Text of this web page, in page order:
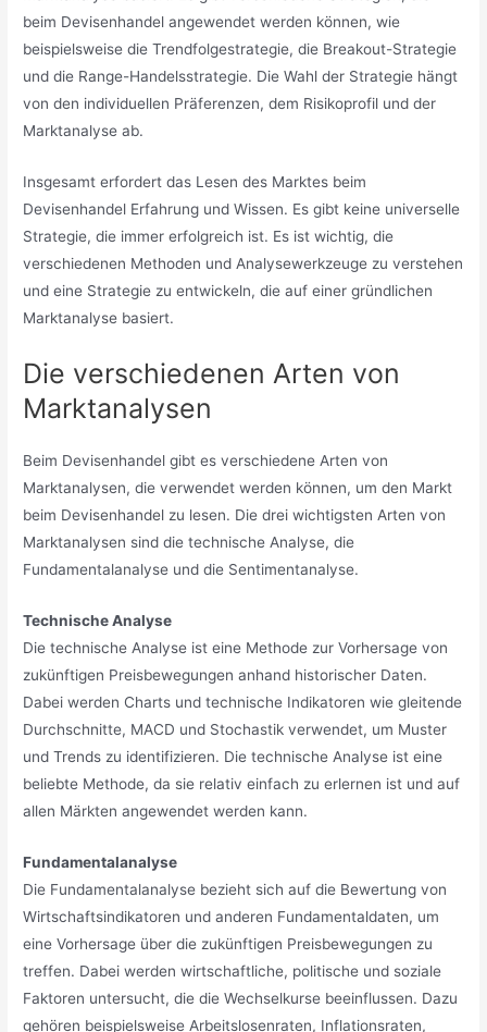
beim Devisenhandel angewendet werden können, wie
beispielsweise die Trendfolgestrategie, die Breakout-Strategie
und die Range-Handelsstrategie. Die Wahl der Strategie hängt
von den individuellen Präferenzen, dem Risikoprofil und der
Marktanalyse ab.
Insgesamt erfordert das Lesen des Marktes beim
Devisenhandel Erfahrung und Wissen. Es gibt keine universelle
Strategie, die immer erfolgreich ist. Es ist wichtig, die
verschiedenen Methoden und Analysewerkzeuge zu verstehen
und eine Strategie zu entwickeln, die auf einer gründlichen
Marktanalyse basiert.
Die verschiedenen Arten von
Marktanalysen
Beim Devisenhandel gibt es verschiedene Arten von
Marktanalysen, die verwendet werden können, um den Markt
beim Devisenhandel zu lesen. Die drei wichtigsten Arten von
Marktanalysen sind die technische Analyse, die
Fundamentalanalyse und die Sentimentanalyse.
Technische Analyse
Die technische Analyse ist eine Methode zur Vorhersage von
zukünftigen Preisbewegungen anhand historischer Daten.
Dabei werden Charts und technische Indikatoren wie gleitende
Durchschnitte, MACD und Stochastik verwendet, um Muster
und Trends zu identifizieren. Die technische Analyse ist eine
beliebte Methode, da sie relativ einfach zu erlernen ist und auf
allen Märkten angewendet werden kann.
Fundamentalanalyse
Die Fundamentalanalyse bezieht sich auf die Bewertung von
Wirtschaftsindikatoren und anderen Fundamentaldaten, um
eine Vorhersage über die zukünftigen Preisbewegungen zu
treffen. Dabei werden wirtschaftliche, politische und soziale
Faktoren untersucht, die die Wechselkurse beeinflussen. Dazu
gehören beispielsweise Arbeitslosenraten, Inflationsraten,